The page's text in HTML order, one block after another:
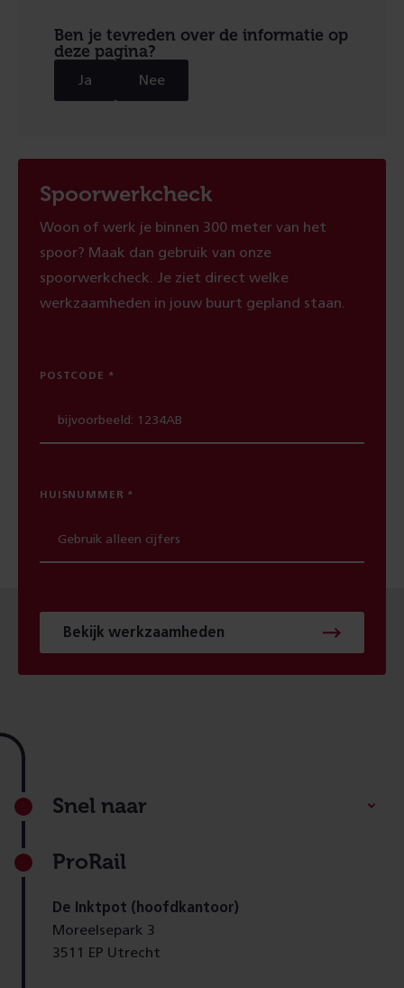
Ben je tevreden over de informatie op
deze pagina?
Ja Nee
Spoorwerkcheck
Woon of werk je binnen 300 meter van het
spoor? Maak dan gebruik van onze
spoorwerkcheck. Je ziet direct welke
werkzaamheden in jouw buurt gepland staan.
POSTCODE
HUISNUMMER
Bekijk werkzaamheden
Footer
Snel naar
ProRail
De Inktpot (hoofdkantoor)
Moreelsepark 3
3511 EP Utrecht